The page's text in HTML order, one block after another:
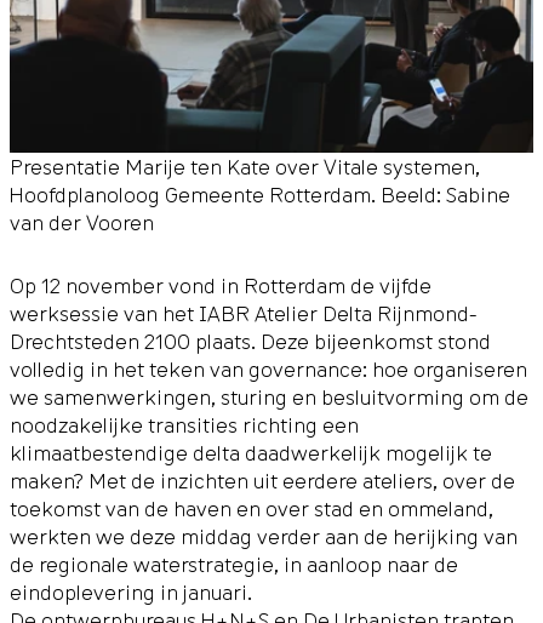
Presentatie Marije ten Kate over Vitale systemen,
Hoofdplanoloog Gemeente Rotterdam. Beeld: Sabine
van der Vooren
Op 12 november vond in Rotterdam de vijfde
werksessie van het IABR Atelier Delta Rijnmond-
Drechtsteden 2100 plaats. Deze bijeenkomst stond
volledig in het teken van governance: hoe organiseren
we samenwerkingen, sturing en besluitvorming om de
noodzakelijke transities richting een
klimaatbestendige delta daadwerkelijk mogelijk te
maken? Met de inzichten uit eerdere ateliers, over de
toekomst van de haven en over stad en ommeland,
werkten we deze middag verder aan de herijking van
de regionale waterstrategie, in aanloop naar de
eindoplevering in januari.